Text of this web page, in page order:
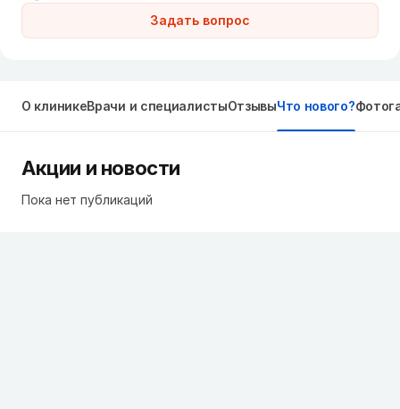
Задать вопрос
О клиникеВрачи и специалистыОтзывыЧто нового?
Акции и новости
Пока нет публикаций